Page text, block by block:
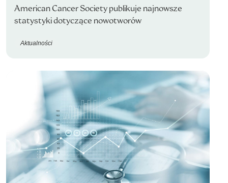
American Cancer Society publikuje najnowsze
statystyki dotyczące nowotworów
Aktualności